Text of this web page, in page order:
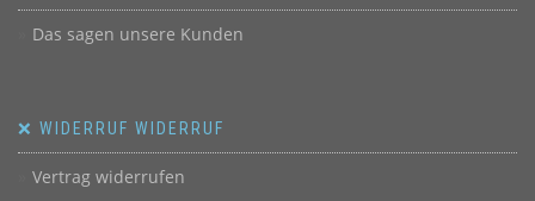
Das sagen unsere Kunden
❌ WIDERRUF WIDERRUF
Vertrag widerrufen